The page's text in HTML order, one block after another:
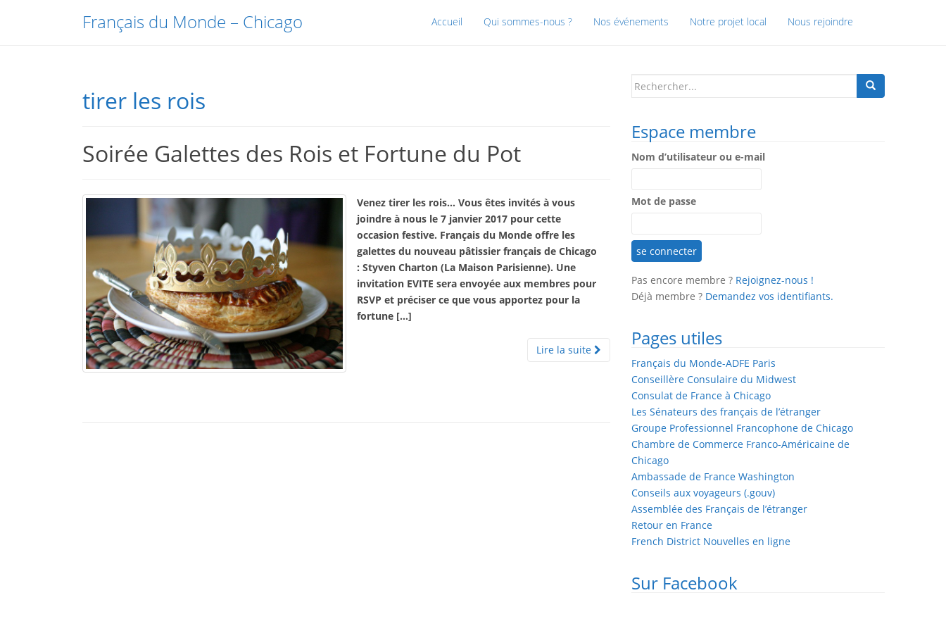
Français du Monde – Chicago Accueil Qui sommes-nous ? Nos événements Notre projet local Nous rejoindre
tirer les rois
Soirée Galettes des Rois et Fortune du Pot
Venez tirer les rois… Vous êtes invités à vous
joindre à nous le 7 janvier 2017 pour cette
occasion festive. Français du Monde offre les
galettes du nouveau pâtissier français de Chicago
: Styven Charton (La Maison Parisienne). Une
invitation EVITE sera envoyée aux membres pour
RSVP et préciser ce que vous apportez pour la
fortune […]
Lire la suite
Search
Espace membre
Nom d’utilisateur ou e-mail
Mot de passe
Pas encore membre ? Rejoignez-nous !
Déjà membre ? Demandez vos identifiants.
Pages utiles
Français du Monde-ADFE Paris
Conseillère Consulaire du Midwest
Consulat de France à Chicago
Les Sénateurs des français de l’étranger
Groupe Professionnel Francophone de Chicago
Chambre de Commerce Franco-Américaine de
Chicago
Ambassade de France Washington
Conseils aux voyageurs (.gouv)
Assemblée des Français de l’étranger
Retour en France
French District Nouvelles en ligne
Sur Facebook